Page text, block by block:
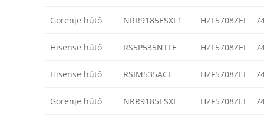
Gorenje hűtő NRR9185ESXL1 HZF5708ZEI
Hisense hűtő RS5P535NTFE HZF5708ZEI
Hisense hűtő RSIM535ACE HZF5708ZEI
Gorenje hűtő NRR9185ESXL HZF5708ZEI